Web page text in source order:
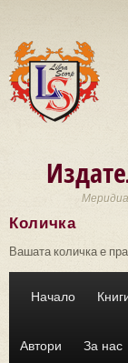
Количка
Вашата количка е
Начало
Автори За нас